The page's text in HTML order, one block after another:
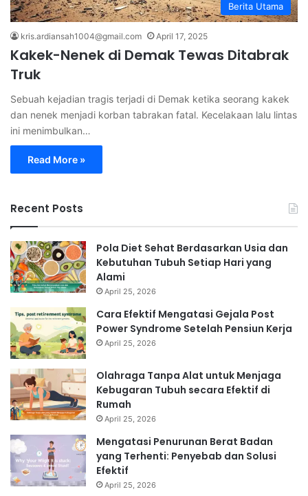
Berita Utama
kris.ardiansah1004@gmail.com April 17, 2025
Kakek-Nenek di Demak Tewas Ditabrak
Truk
Sebuah kejadian tragis terjadi di Demak ketika seorang kakek
dan nenek menjadi korban tabrakan fatal. Kecelakaan lalu lintas
ini menimbulkan…
Read More »
Recent Posts
Pola Diet Sehat Berdasarkan Usia dan
Kebutuhan Tubuh Setiap Hari yang
Alami
April 25, 2026
Cara Efektif Mengatasi Gejala Post
Power Syndrome Setelah Pensiun Kerja
April 25, 2026
Olahraga Tanpa Alat untuk Menjaga
Kebugaran Tubuh secara Efektif di
Rumah
April 25, 2026
Mengatasi Penurunan Berat Badan
yang Terhenti: Penyebab dan Solusi
Efektif
April 25, 2026